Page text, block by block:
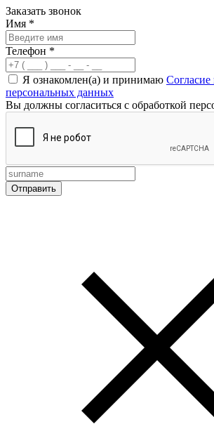
Заказать звонок
Имя *
Телефон *
Я ознакомлен(а) и принимаю Согласие
персональных данных
Вы должны согласиться с обработкой